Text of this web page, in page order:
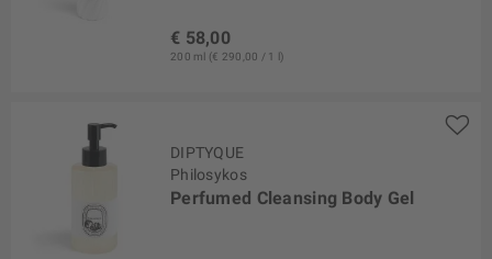
€ 58,00
200 ml (€ 290,00 / 1 l)
DIPTYQUE
Philosykos
Perfumed Cleansing Body Gel